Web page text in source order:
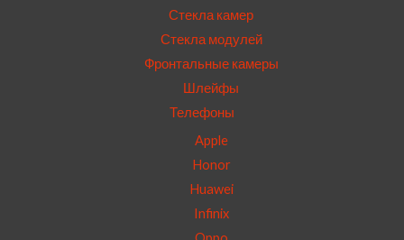
Стекла камер
Стекла модулей
Фронтальные камеры
Шлейфы
Телефоны
Apple
Honor
Huawei
Infinix